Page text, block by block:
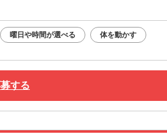
曜日や時間が選べる 体を動かす
する